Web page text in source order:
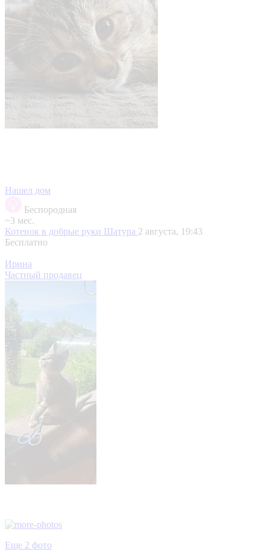
Нашел дом
Беспородная
~3 мес.
Котенок в добрые руки Шатура 2 августа, 19:43
Бесплатно
Ирина
Частный продавец
Еще 2 фото